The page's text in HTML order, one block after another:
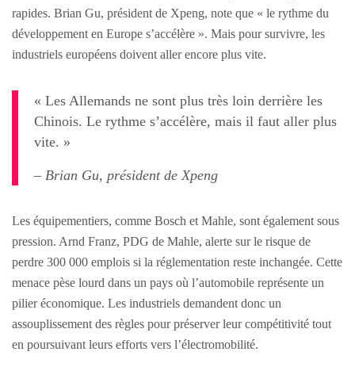
rapides. Brian Gu, président de Xpeng, note que « le rythme du
développement en Europe s’accélère ». Mais pour survivre, les
industriels européens doivent aller encore plus vite.
« Les Allemands ne sont plus très loin derrière les
Chinois. Le rythme s’accélère, mais il faut aller plus
vite. »
– Brian Gu, président de Xpeng
Les équipementiers, comme Bosch et Mahle, sont également sous
pression. Arnd Franz, PDG de Mahle, alerte sur le risque de
perdre 300 000 emplois si la réglementation reste inchangée. Cette
menace pèse lourd dans un pays où l’automobile représente un
pilier économique. Les industriels demandent donc un
assouplissement des règles pour préserver leur compétitivité tout
en poursuivant leurs efforts vers l’électromobilité.